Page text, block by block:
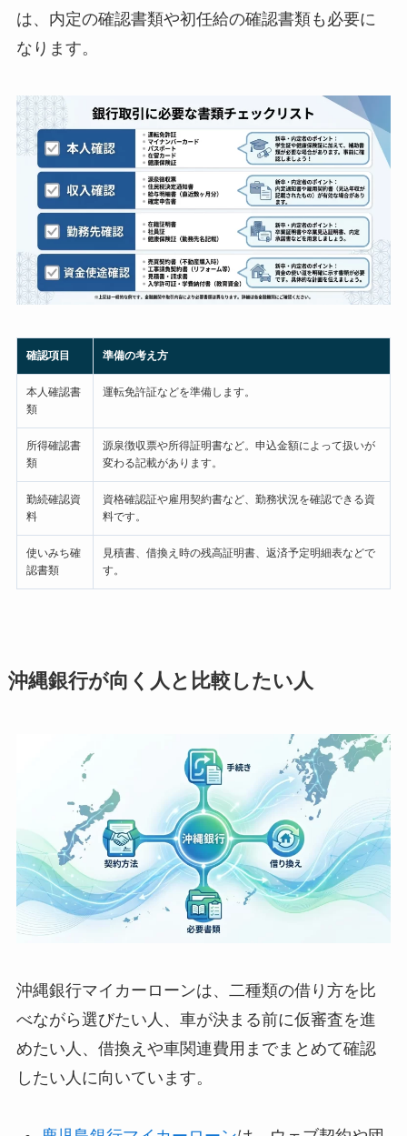
は、内定の確認書類や初任給の確認書類も必要に
なります。
確認項目 準備の考え方
本人確認書
類
運転免許証などを準備します。
所得確認書
類
源泉徴収票や所得証明書など。申込金額によって扱いが
変わる記載があります。
勤続確認資
料
資格確認証や雇用契約書など、勤務状況を確認できる資
料です。
使いみち確
認書類
見積書、借換え時の残高証明書、返済予定明細表などで
す。
沖縄銀行が向く人と比較したい人
沖縄銀行マイカーローンは、二種類の借り方を比
べながら選びたい人、車が決まる前に仮審査を進
めたい人、借換えや車関連費用までまとめて確認
したい人に向いています。